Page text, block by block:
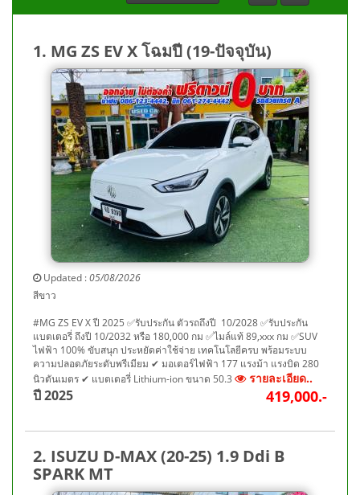
1. MG ZS EV X โฉมปี (19-ปัจจุบัน)
Updated :05/08/2026
สีขาว
#MG ZS EV X ปี 2025 ✅รับประกัน ตัวรถถึงปี 10/2028 ✅รับประกัน
แบตเตอรี่ ถึงปี 10/2032 หรือ 180,000 กม ✅ไมล์แท้ 89,xxx กม ✅SUV
ไฟฟ้า 100% ขับสนุก ประหยัดค่าใช้จ่าย เทคโนโลยีครบ พร้อมระบบ
ความปลอดภัยระดับพรีเมียม ✔ มอเตอร์ไฟฟ้า 177 แรงม้า แรงบิด 280
นิวตันเมตร ✔ แบตเตอรี่ Lithium-ion ขนาด 50.3
รายละเอียด..
ปี 2025 419,000.-
2. ISUZU D-MAX (20-25) 1.9 Ddi B
SPARK MT